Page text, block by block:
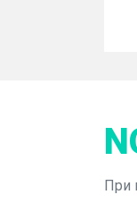
При